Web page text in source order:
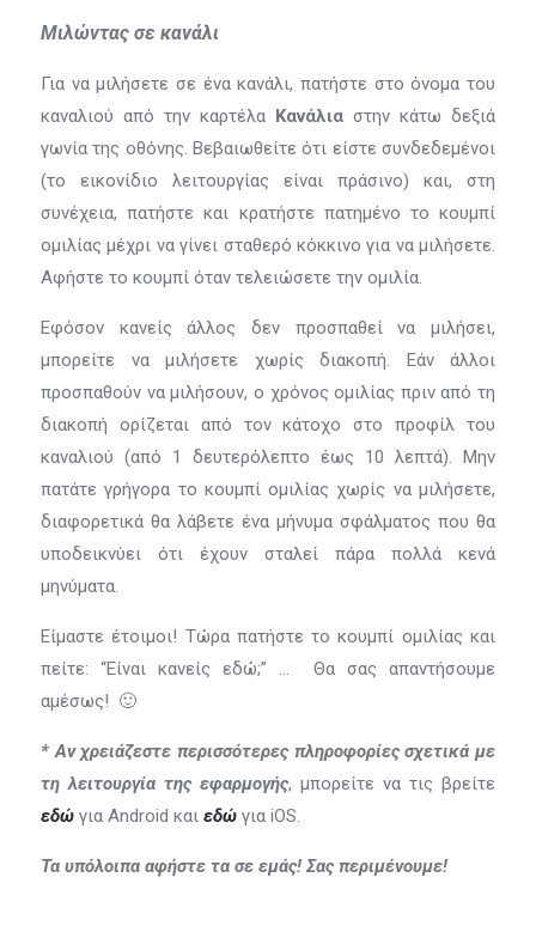
Μιλώντας σε κανάλι
Για να μιλήσετε σε ένα κανάλι, πατήστε στο όνομα του
καναλιού από την καρτέλα Κανάλια στην κάτω δεξιά
γωνία της οθόνης. Βεβαιωθείτε ότι είστε συνδεδεμένοι
(το εικονίδιο λειτουργίας είναι πράσινο) και, στη
συνέχεια, πατήστε και κρατήστε πατημένο το κουμπί
ομιλίας μέχρι να γίνει σταθερό κόκκινο για να μιλήσετε.
Αφήστε το κουμπί όταν τελειώσετε την ομιλία.
Εφόσον κανείς άλλος δεν προσπαθεί να μιλήσει,
μπορείτε να μιλήσετε χωρίς διακοπή. Εάν άλλοι
προσπαθούν να μιλήσουν, ο χρόνος ομιλίας πριν από τη
διακοπή ορίζεται από τον κάτοχο στο προφίλ του
καναλιού (από 1 δευτερόλεπτο έως 10 λεπτά). Μην
πατάτε γρήγορα το κουμπί ομιλίας χωρίς να μιλήσετε,
διαφορετικά θα λάβετε ένα μήνυμα σφάλματος που θα
υποδεικνύει ότι έχουν σταλεί πάρα πολλά κενά
μηνύματα.
Είμαστε έτοιμοι! Τώρα πατήστε το κουμπί ομιλίας και
πείτε: “Είναι κανείς εδώ;” … Θα σας απαντήσουμε
αμέσως! 🙂
* Αν χρειάζεστε περισσότερες πληροφορίες σχετικά με
τη λειτουργία της εφαρμογής, μπορείτε να τις βρείτε
εδώ για Android και εδώ για iOS.
Τα υπόλοιπα αφήστε τα σε εμάς! Σας περιμένουμε!